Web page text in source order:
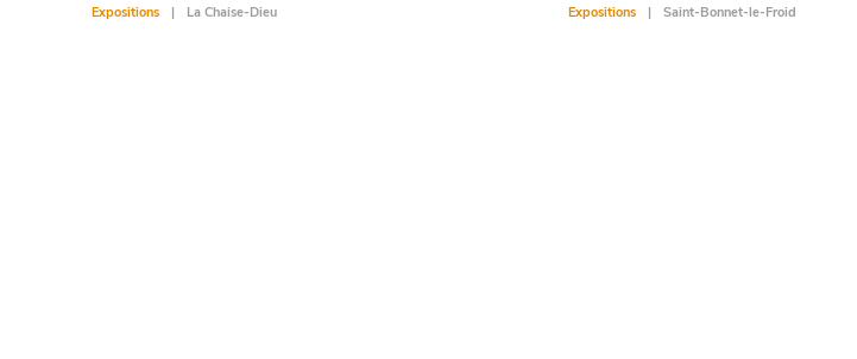
Expositions La Chaise-Dieu Expositions Saint-Bonnet-le-Froid